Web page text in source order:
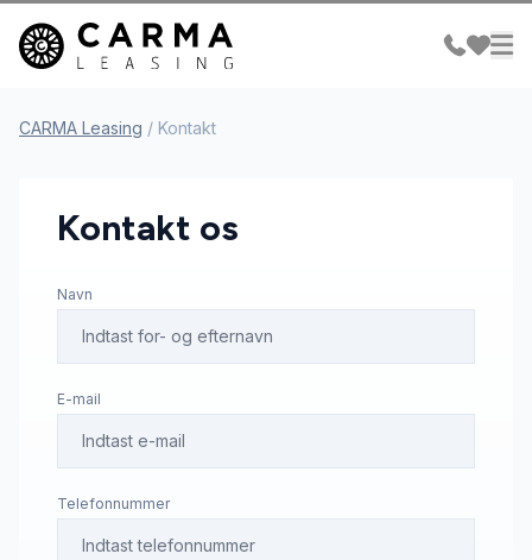
CARMA Leasing / Kontakt
Kontakt os
Navn
E-mail
Telefonnummer